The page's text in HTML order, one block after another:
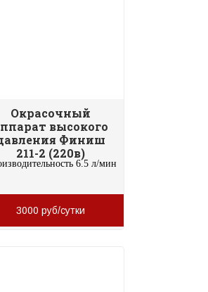
Окрасочный
высокого
Финиш
211-2 (220в)
6.5 л/мин
3000 руб/сутки